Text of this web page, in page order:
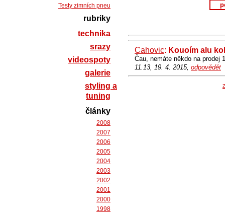
Cahovic: Kouoím alu
Čau, nemáte někdo na prodej
11.13, 19. 4. 2015, odpovědět
Testy zimních pneu
rubriky
technika
srazy
videospoty
galerie
styling a
tuning
články
2008
2007
2006
2005
2004
2003
2002
2001
2000
1998